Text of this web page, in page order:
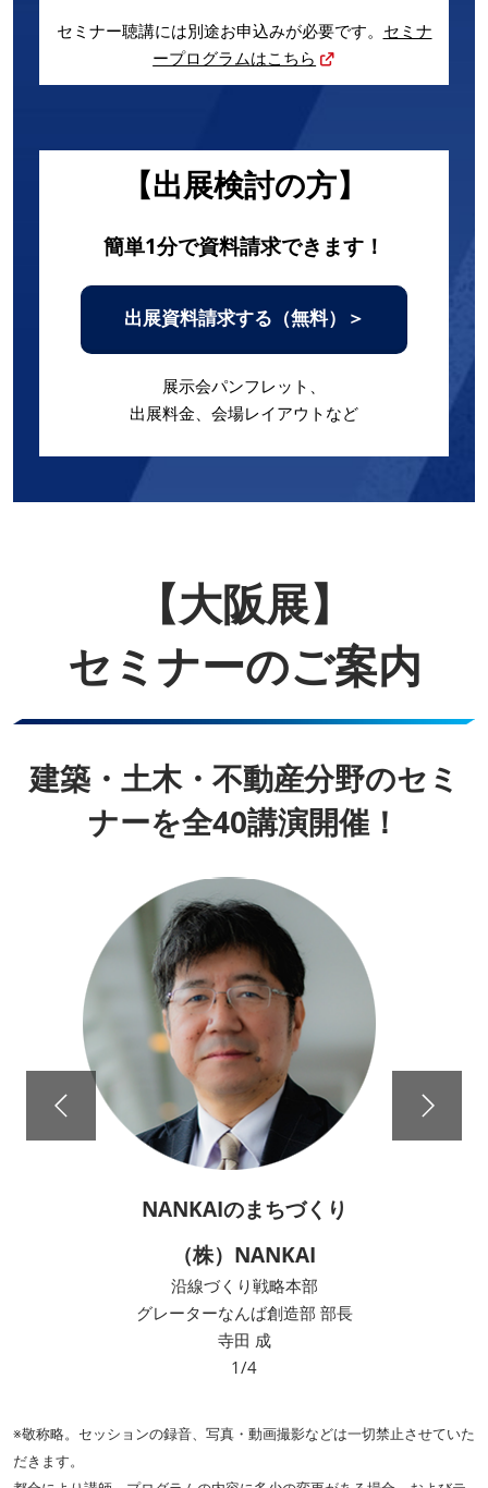
セミナー聴講には別途お申込みが必要です。 セミナ
ープログラムはこちら
【出展検討の方】
簡単1分で資料請求できます！
出展資料請求する（無料）＞
展示会パンフレット、
出展料金、会場レイアウトなど
【大阪展】
セミナーのご案内
建築・土木・不動産分野のセミ
ナーを全40講演開催！
築57年の日建一号館ビルの
環境改修
（株）日建設計
エンジニアリング部門
機械設備エンジニアリンググループ 部長
田中 宏昌
※敬称略。セッションの録音、写真・動画撮影などは一切禁止させていた